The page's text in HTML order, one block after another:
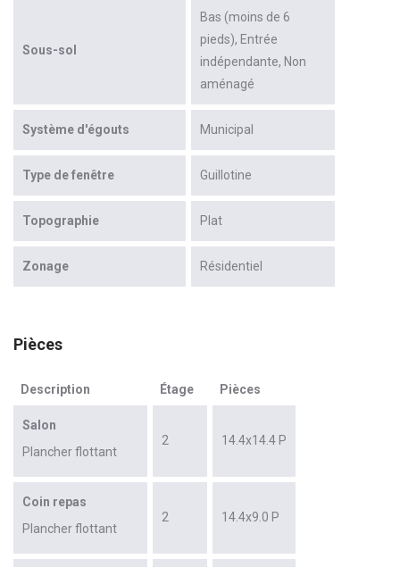
Sous-sol
Bas (moins de 6
pieds) Entrée
indépendante Non
aménagé
Système d'égouts Municipal
Type de fenêtre Guillotine
Topographie Plat
Zonage Résidentiel
Pièces
Description Étage Pièces
Salon
Plancher flottant
2 14.4x14.4 P
Coin repas
Plancher flottant
2 14.4x9.0 P